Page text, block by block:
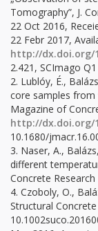
Tomography”, J.
22 Oct 2016,
22 Febr 2017,
http://dx.doi.org/
2.421, SCImago Q1
2. Lublóy, É.,
core samples from
Magazine of
http://dx.doi.org/
10.1680/
3. Naser, A.,
different
Concrete
4. Czoboly, O.,
Structural